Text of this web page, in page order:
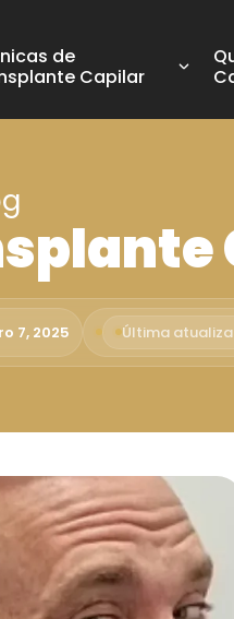
de
Capilar
7, 2025 Última